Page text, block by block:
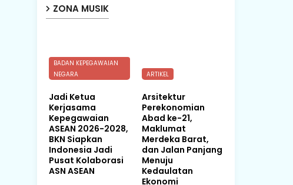
ZONA MUSIK
BADAN KEPEGAWAIAN
NEGARA
Jadi Ketua
Kerjasama
Kepegawaian
ASEAN 2026-2028,
BKN Siapkan
Indonesia Jadi
Pusat Kolaborasi
ASN ASEAN
ARTIKEL
Arsitektur
Perekonomian
Abad ke-21,
Maklumat
Merdeka Barat,
dan Jalan Panjang
Menuju
Kedaulatan
Ekonomi